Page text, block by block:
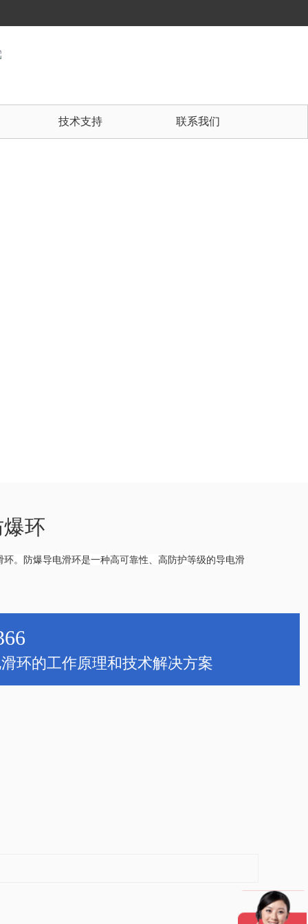
技术支持 联系我们
环
环。防爆导电滑环是一种高可靠性、高防护等级的导电滑
环的工作原理和技术解决方案